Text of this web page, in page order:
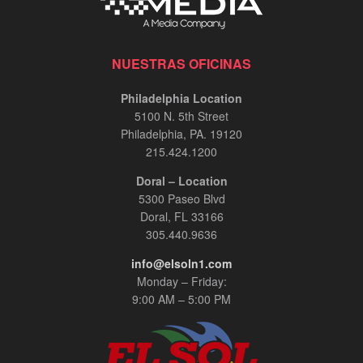
NUESTRAS OFICINAS
Philadelphia Location
5100 N. 5th Street
Philadelphia, PA. 19120
215.424.1200
Doral – Location
5300 Paseo Blvd
Doral, FL 33166
305.440.9636
info@elsoln1.com
Monday – Friday:
9:00 AM – 5:00 PM